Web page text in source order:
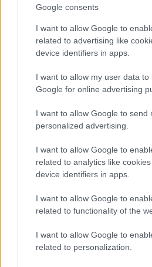
Google consents
I want to allow Google to
related to advertising like
device identifiers in apps.
I want to allow my user data to
Google for online advertising
I want to allow Google to send
personalized advertising.
I want to allow Google to
related to analytics like
device identifiers in apps.
I want to allow Google to
related to functionality of the
I want to allow Google to
related to personalization.
Lørdag 10.12
Distanse: 15 kilometer
Første start: 9.30
Søndag 11.12
Renn: Bad Gastein Criterium
Distanse: 35 kilometer
Starttider: Kvinner: 9.15 /
Rennene kan du se på SC Play
Meld deg på vårt